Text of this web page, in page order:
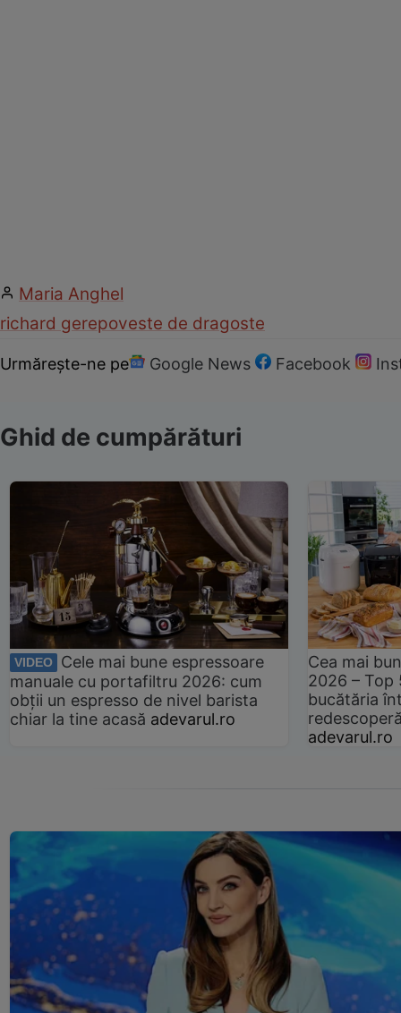
Maria Anghel
richard gerepoveste de dragoste
Urmărește-ne pe Google News Facebook
Ghid de cumpărături
VIDEO
Cele mai bune espressoare
manuale cu portafiltru 2026: cum
obții un espresso de nivel barista
chiar la tine acasă adevarul.ro
Cea mai
2026 –
bucătăria
adevarul.ro